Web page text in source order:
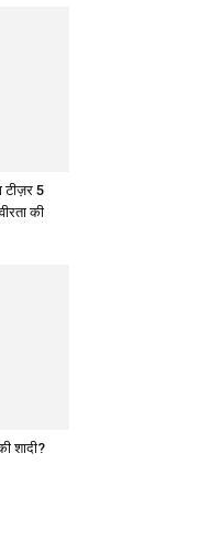
टीज़र 5
की
शादी?